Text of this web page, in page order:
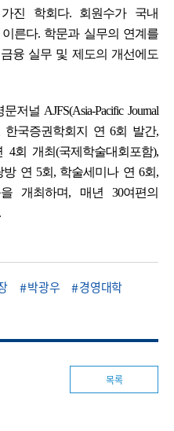
진 학회다. 회원수가 국내
른다. 학문과 실무의 연계를
융 실무 및 제도의 개선에도
널 AJFS(Asia-Pacific Journal
한국증권학회지 연 6회 발간,
회 개최(국제학술대회포함),
연 5회, 학술세미나 연 6회,
개최하며, 매년 30여편의
박광우
경영대학
목록